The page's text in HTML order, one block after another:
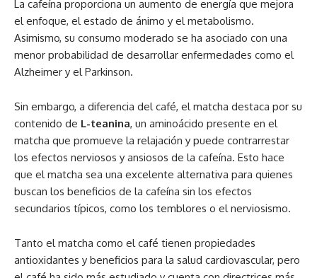
La cafeína proporciona un aumento de energía que mejora
el enfoque, el estado de ánimo y el metabolismo.
Asimismo, su consumo moderado se ha asociado con una
menor probabilidad de desarrollar enfermedades como el
Alzheimer y el Parkinson.
Sin embargo, a diferencia del café, el matcha destaca por su
contenido de L-teanina, un aminoácido presente en el
matcha que promueve la relajación y puede contrarrestar
los efectos nerviosos y ansiosos de la cafeína. Esto hace
que el matcha sea una excelente alternativa para quienes
buscan los beneficios de la cafeína sin los efectos
secundarios típicos, como los temblores o el nerviosismo.
Tanto el matcha como el café tienen propiedades
antioxidantes y beneficios para la salud cardiovascular, pero